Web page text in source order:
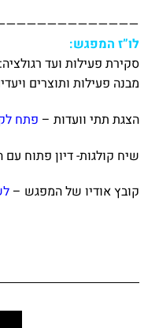
לו”ז המפגש:
סקירת פעילות ועד
מבנה פעילות ותוצרים
הצגת תתי וועדות – פתח
שיח קולגות- דיון פתוח
קובץ אודיו של המפגש –